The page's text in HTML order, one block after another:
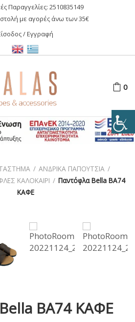
Παραγγελίες: 2510835149
με αγορές άνω των 35€
/ Εγγραφή
0
/ ΑΝΔΡΙΚΑ ΠΑΠΟΥΤΣΙΑ /
ΚΑΛΟΚΑΙΡΙ / Παντόφλα Bella BA74
ΚΑΦΕ
BA74 ΚΑΦΕ